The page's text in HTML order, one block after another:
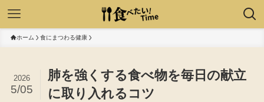
ホーム 食にまつわる健康
肺を強くする食べ物を毎日の献立
に取り入れるコツ
2026
5/05